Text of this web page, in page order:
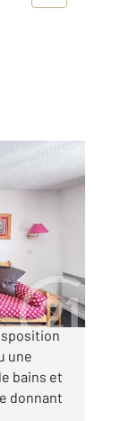
à
une
bains et
donnant